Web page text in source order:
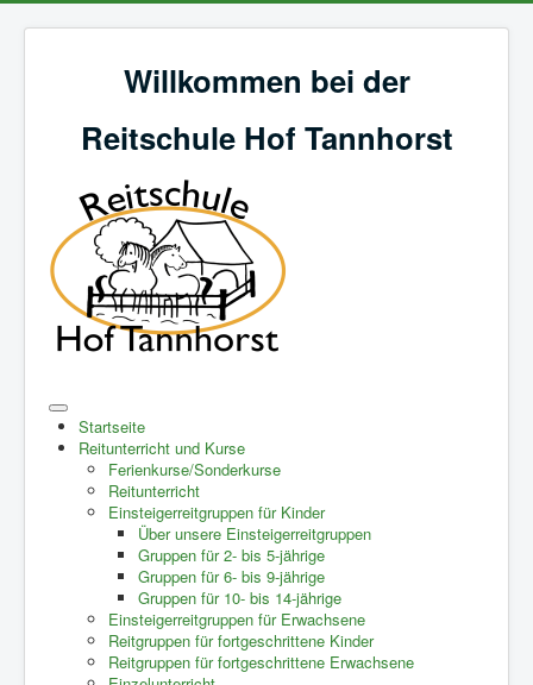
Willkommen bei der
Reitschule Hof Tannhorst
Startseite
Reitunterricht und Kurse
Ferienkurse/Sonderkurse
Reitunterricht
Einsteigerreitgruppen für Kinder
Über unsere Einsteigerreitgruppen
Gruppen für 2- bis 5-jährige
Gruppen für 6- bis 9-jährige
Gruppen für 10- bis 14-jährige
Einsteigerreitgruppen für Erwachsene
Reitgruppen für fortgeschrittene Kinder
Reitgruppen für fortgeschrittene Erwachsene